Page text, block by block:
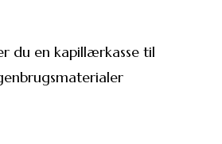
du en kapillærkasse til